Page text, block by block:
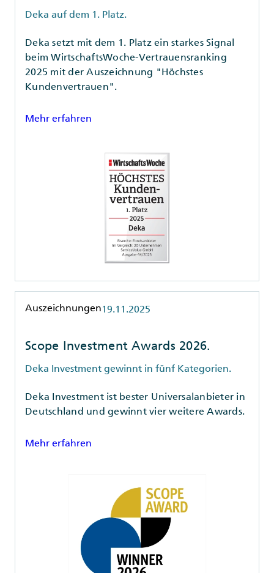
Deka auf dem 1. Platz.
Deka setzt mit dem 1. Platz ein starkes Signal
beim WirtschaftsWoche-Vertrauensranking
2025 mit der Auszeichnung "Höchstes
Kundenvertrauen".
Mehr erfahren
Rubrik
Auszeichnungen19.11.2025
Scope Investment Awards 2026.
Deka Investment gewinnt in fünf Kategorien.
Deka Investment ist bester Universalanbieter in
Deutschland und gewinnt vier weitere Awards.
Mehr erfahren